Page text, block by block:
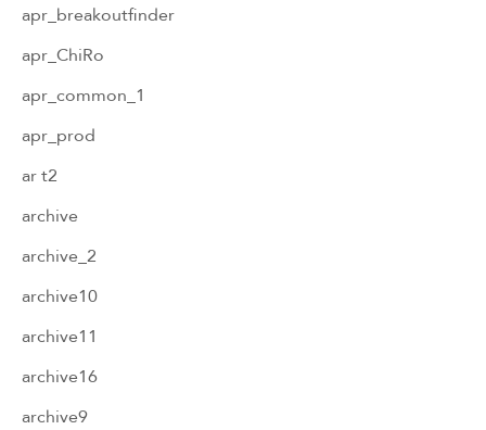
apr_breakoutfinder
apr_ChiRo
apr_common_1
apr_prod
ar t2
archive
archive_2
archive10
archive11
archive16
archive9